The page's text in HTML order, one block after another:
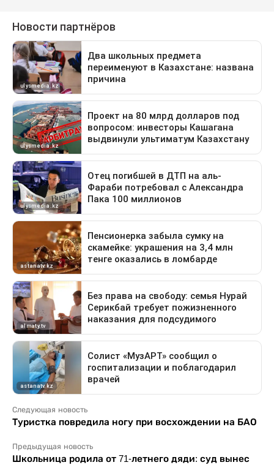
Следующая новость
Туристка повредила ногу при восхождении на БАО
Предыдущая новость
Школьница родила от 71-летнего дяди: суд вынес